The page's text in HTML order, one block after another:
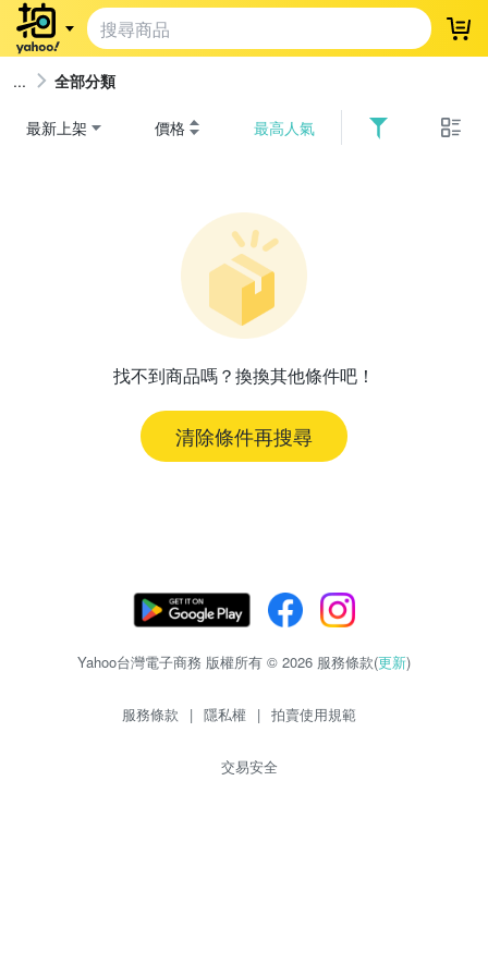
登
全部分類
最新上架 價格 最高人氣
找不到商品嗎？換換其他條件吧！
清除條件再搜尋
Yahoo台灣電子商務 版權所有 © 2026 服務條款(更新)
服務條款 | 隱私權 | 拍賣使用規範
交易安全